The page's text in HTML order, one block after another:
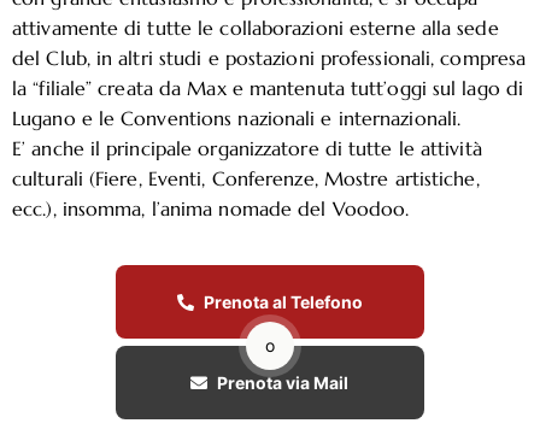
attivamente di tutte le collaborazioni esterne alla sede
del Club, in altri studi e postazioni professionali, compresa
la “filiale” creata da Max e mantenuta tutt’oggi sul lago di
Lugano e le Conventions nazionali e internazionali.
E’ anche il principale organizzatore di tutte le attività
culturali (Fiere, Eventi, Conferenze, Mostre artistiche,
ecc.), insomma, l’anima nomade del Voodoo.
Prenota al Telefono
o
Prenota via Mail